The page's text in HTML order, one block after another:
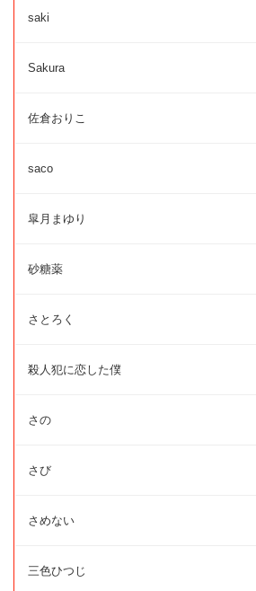
saki
Sakura
佐倉おりこ
saco
皐月まゆり
砂糖薬
さとろく
殺人犯に恋した僕
さの
さび
さめない
三色ひつじ